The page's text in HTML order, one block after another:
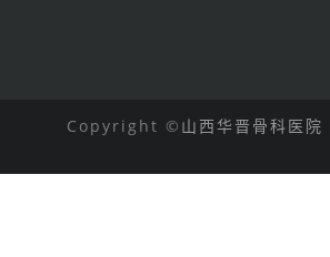
Copyright © 山西华晋骨科医院